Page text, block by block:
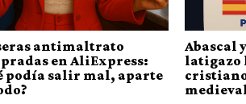
antimaltrato
en AliExpress:
podía salir mal, aparte
Abascal
latigazo